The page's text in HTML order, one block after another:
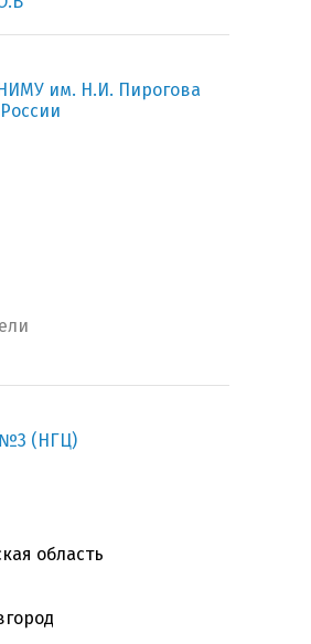
им. Н.И. Пирогова
(НГЦ)
область